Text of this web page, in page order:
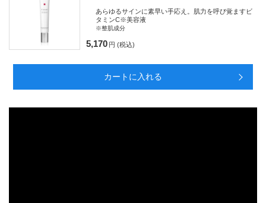
あらゆるサインに素早い手応え。肌力を呼び覚ますビ
タミンC※美容液
※整肌成分
5,170 円 (税込)
カートに入れる